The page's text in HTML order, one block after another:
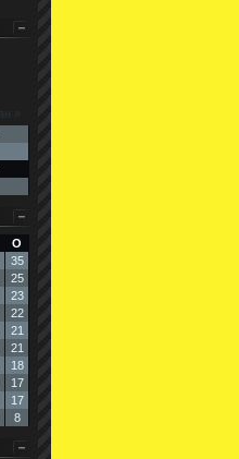
О
35
25
23
22
21
21
18
17
17
8